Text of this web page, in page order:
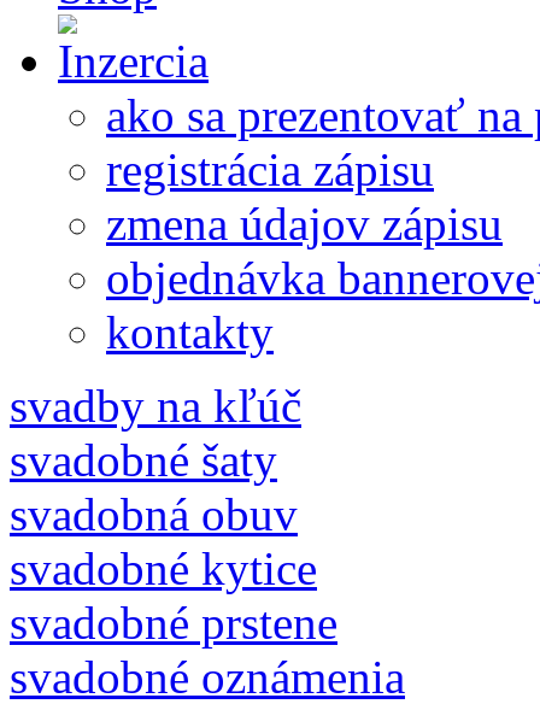
ako sa prezentovať
registrácia zápisu
zmena údajov zápisu
objednávka
kontakty
svadby na kľúč
svadobné šaty
svadobná obuv
svadobné kytice
svadobné prstene
svadobné oznámenia